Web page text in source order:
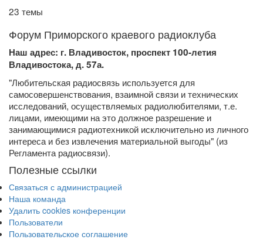
23 темы
Форум Приморского краевого радиоклуба
Наш адрес: г. Владивосток, проспект 100-летия
Владивостока, д. 57а.
"Любительская радиосвязь используется для
самосовершенствования, взаимной связи и технических
исследований, осуществляемых радиолюбителями, т.е.
лицами, имеющими на это должное разрешение и
занимающимися радиотехникой исключительно из личного
интереса и без извлечения материальной выгоды" (из
Регламента радиосвязи).
Полезные ссылки
Связаться с администрацией
Наша команда
Удалить cookies конференции
Пользователи
Пользовательское соглашение